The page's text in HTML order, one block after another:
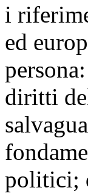
i
ed
diritti
politici;